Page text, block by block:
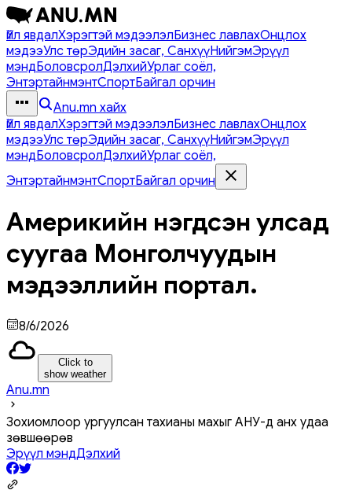
Үйл явдалХэрэгтэй мэдээлэлБизнес лавлахОнцлох
мэдээУлс төрЭдийн засаг, СанхүүНийгэмЭрүүл
мэндБоловсролДэлхийУрлаг соёл,
ЭнтэртайнмэнтСпортБайгал орчин
Anu.mn хайх
Үйл явдалХэрэгтэй мэдээлэлБизнес лавлахОнцлох
мэдээУлс төрЭдийн засаг, СанхүүНийгэмЭрүүл
мэндБоловсролДэлхийУрлаг соёл,
ЭнтэртайнмэнтСпортБайгал орчин
Америкийн нэгдсэн улсад
суугаа Монголчуудын
мэдээллийн портал.
8/6/2026
Click to
show weather
Anu.mn
Зохиомлоор ургуулсан тахианы махыг АНУ-д анх удаа
зөвшөөрөв
Эрүүл мэндДэлхий